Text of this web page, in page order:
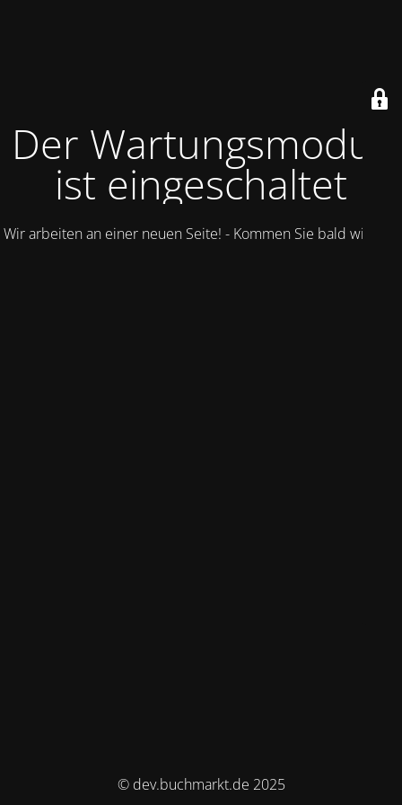
Der Wartungsmodus
ist eingeschaltet
Wir arbeiten an einer neuen Seite! - Kommen Sie bald wieder.
© dev.buchmarkt.de 2025